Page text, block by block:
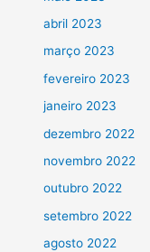
abril 2023
março 2023
fevereiro 2023
janeiro 2023
dezembro 2022
novembro 2022
outubro 2022
setembro 2022
agosto 2022